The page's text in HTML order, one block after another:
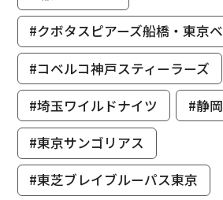
#クボタスピアーズ船橋・東京
#コベルコ神戸スティーラーズ
#埼玉ワイルドナイツ
#静
#東京サンゴリアス
#東芝ブレイブルーパス東京